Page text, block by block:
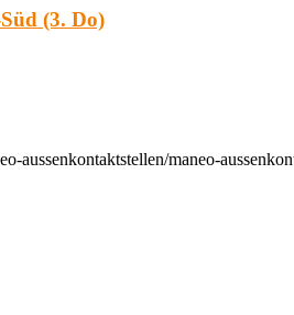
(3. Do)
aussenkontaktstellen/maneo-